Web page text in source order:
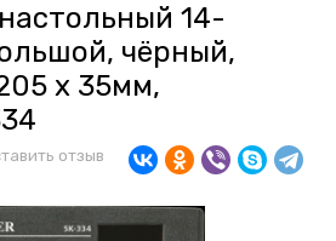
14-
чёрный,
x 35мм,
отзыв